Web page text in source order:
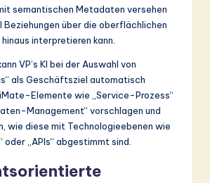
semantischen Metadaten versehen
Beziehungen über die oberflächlichen
interpretieren kann.
VP’s KI bei der Auswahl von
als Geschäftsziel automatisch
Elemente wie „Service-Prozess“
Management“ vorschlagen und
wie diese mit Technologieebenen wie
oder „APIs“ abgestimmt sind.